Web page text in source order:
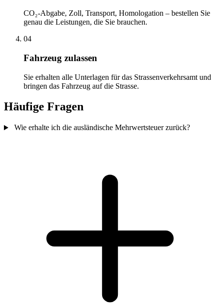
CO₂-Abgabe, Zoll, Transport, Homologation – bestellen Sie
genau die Leistungen, die Sie brauchen.
04
Fahrzeug zulassen
Sie erhalten alle Unterlagen für das Strassenverkehrsamt und
bringen das Fahrzeug auf die Strasse.
Häufige Fragen
Wie erhalte ich die ausländische Mehrwertsteuer zurück?